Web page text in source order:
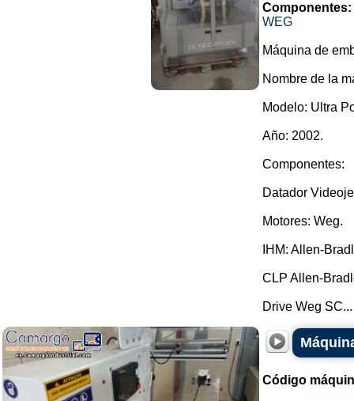
Componentes:
WEG
Máquina de
Nombre de la
Modelo: Ultra
Año: 2002.
Componentes:
Datador
Motores: Weg.
IHM: Allen-
CLP Allen-
Drive Weg SC...
Código